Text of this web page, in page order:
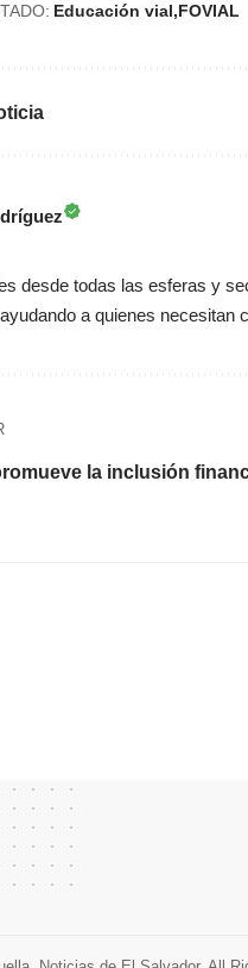
Educación vial FOVIAL
desde todas las esferas y
a quienes necesitan
la inclusión